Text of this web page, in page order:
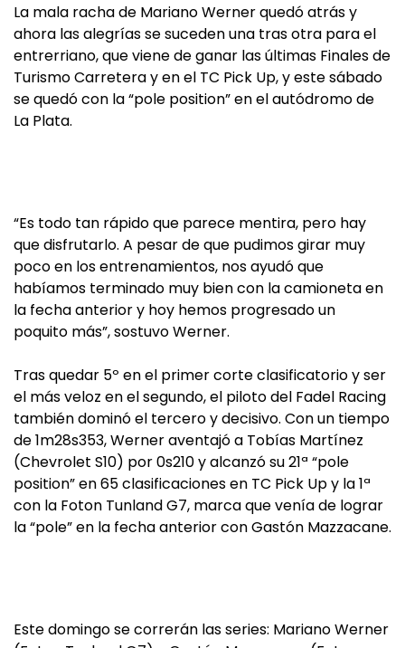
La mala racha de Mariano Werner quedó atrás y
ahora las alegrías se suceden una tras otra para el
entrerriano, que viene de ganar las últimas Finales de
Turismo Carretera y en el TC Pick Up, y este sábado
se quedó con la “pole position” en el autódromo de
La Plata.
“Es todo tan rápido que parece mentira, pero hay
que disfrutarlo. A pesar de que pudimos girar muy
poco en los entrenamientos, nos ayudó que
habíamos terminado muy bien con la camioneta en
la fecha anterior y hoy hemos progresado un
poquito más”, sostuvo Werner.
Tras quedar 5º en el primer corte clasificatorio y ser
el más veloz en el segundo, el piloto del Fadel Racing
también dominó el tercero y decisivo. Con un tiempo
de 1m28s353, Werner aventajó a Tobías Martínez
(Chevrolet S10) por 0s210 y alcanzó su 21ª “pole
position” en 65 clasificaciones en TC Pick Up y la 1ª
con la Foton Tunland G7, marca que venía de lograr
la “pole” en la fecha anterior con Gastón Mazzacane.
Este domingo se correrán las series: Mariano Werner